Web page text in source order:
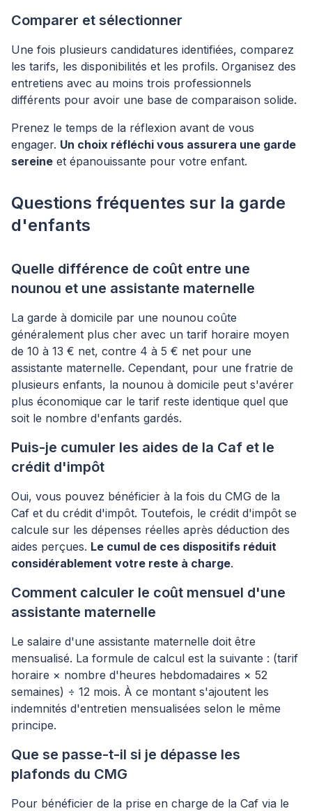
Comparer et sélectionner
Une fois plusieurs candidatures identifiées, comparez
les tarifs, les disponibilités et les profils. Organisez des
entretiens avec au moins trois professionnels
différents pour avoir une base de comparaison solide.
Prenez le temps de la réflexion avant de vous
engager. Un choix réfléchi vous assurera une garde
sereine et épanouissante pour votre enfant.
Questions fréquentes sur la garde
d'enfants
Quelle différence de coût entre une
nounou et une assistante maternelle
La garde à domicile par une nounou coûte
généralement plus cher avec un tarif horaire moyen
de 10 à 13 € net, contre 4 à 5 € net pour une
assistante maternelle. Cependant, pour une fratrie de
plusieurs enfants, la nounou à domicile peut s'avérer
plus économique car le tarif reste identique quel que
soit le nombre d'enfants gardés.
Puis-je cumuler les aides de la Caf et le
crédit d'impôt
Oui, vous pouvez bénéficier à la fois du CMG de la
Caf et du crédit d'impôt. Toutefois, le crédit d'impôt se
calcule sur les dépenses réelles après déduction des
aides perçues. Le cumul de ces dispositifs réduit
considérablement votre reste à charge.
Comment calculer le coût mensuel d'une
assistante maternelle
Le salaire d'une assistante maternelle doit être
mensualisé. La formule de calcul est la suivante : (tarif
horaire × nombre d'heures hebdomadaires × 52
semaines) ÷ 12 mois. À ce montant s'ajoutent les
indemnités d'entretien mensualisées selon le même
principe.
Que se passe-t-il si je dépasse les
plafonds du CMG
Pour bénéficier de la prise en charge de la Caf via le